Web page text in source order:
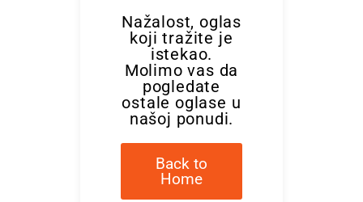
Nažalost, oglas
koji tražite je
istekao.
Molimo vas da
pogledate
ostale oglase u
našoj ponudi.
Back to
Home